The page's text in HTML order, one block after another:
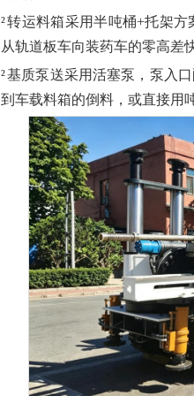
²转运料箱采用半吨桶+托架
从轨道板车向装药车的零高差
²基质泵送采用活塞泵，泵入
到车载料箱的倒料，或直接用